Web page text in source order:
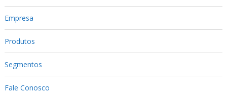
Empresa
Produtos
Segmentos
Fale Conosco